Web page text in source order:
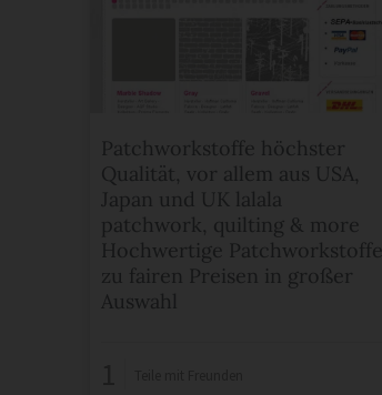
Patchworkstoffe höchster
Qualität, vor allem aus USA,
Japan und UK lalala
patchwork, quilting & more
Hochwertige Patchworkstoffe
zu fairen Preisen in großer
Auswahl